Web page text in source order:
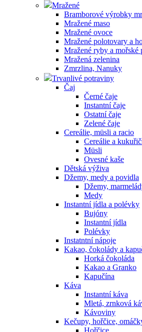
Mražené
Bramborové výrobky
Mražené maso
Mražené ovoce
Mražené polotovary a
Mražené ryby a mořské
Mražená zelenina
Zmrzlina, Nanuky
Trvanlivé potraviny
Čaj
Černé čaje
Instantní čaje
Ostatní čaje
Zelené čaje
Cereálie, müsli a racio
Cereálie a
Müsli
Ovesné kaše
Dětská výživa
Džemy, medy a povidla
Džemy,
Medy
Instantní jídla a polévky
Bujóny
Instantní jídla
Polévky
Instatntní nápoje
Kakao, čokolády a
Horká čokoláda
Kakao a Granko
Kapučína
Káva
Instantní káva
Mletá, zrnková
Kávoviny
Kečupy, hořčice,
Hořčice